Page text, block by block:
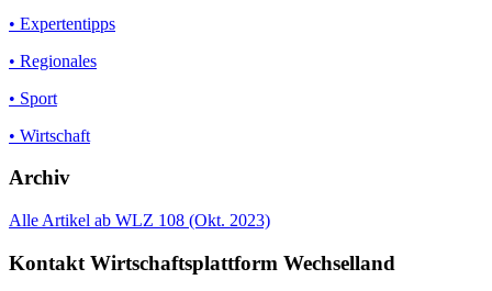
• Expertentipps
• Regionales
• Sport
• Wirtschaft
Archiv
Alle Artikel ab WLZ 108 (Okt. 2023)
Kontakt Wirtschaftsplattform Wechselland